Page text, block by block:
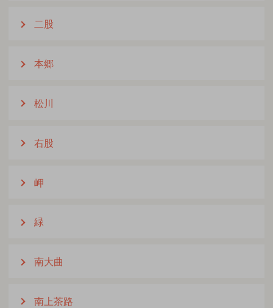
二股
本郷
松川
右股
岬
緑
南大曲
南上茶路